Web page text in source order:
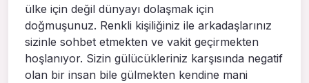
ülke için değil dünyayı dolaşmak için
doğmuşunuz. Renkli kişiliğiniz ile arkadaşlarınız
sizinle sohbet etmekten ve vakit geçirmekten
hoşlanıyor. Sizin gülücükleriniz karşısında negatif
olan bir insan bile gülmekten kendine mani